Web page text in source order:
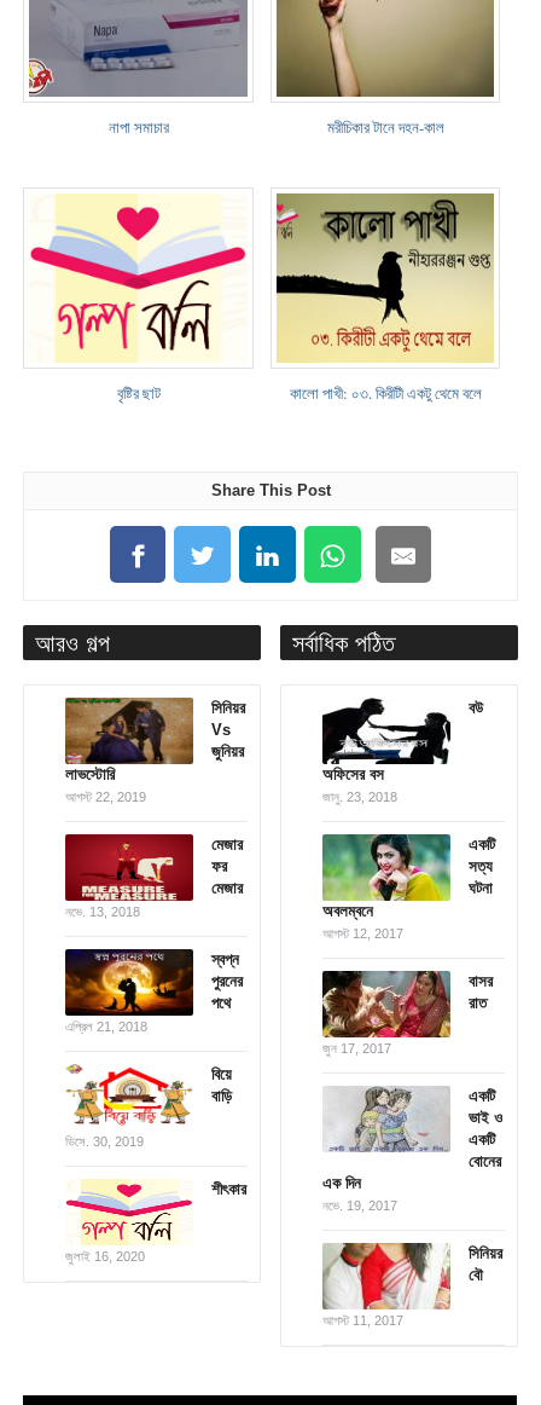
নাপা সমাচার মরীচিকার টানে দহন-কাল
বৃষ্টির ছাট কালো পাখী: ০৩. কিরীটী একটু থেমে বলে
Share This Post
আরও গল্প
সিনিয়র
Vs
জুনিয়র
লাভস্টোরি
আগস্ট 22, 2019
মেজার
ফর
মেজার
নভে. 13, 2018
স্বপ্ন
পুরনের
পথে
এপ্রিল 21, 2018
বিয়ে
বাড়ি
ডিসে. 30, 2019
শীৎকার
জুলাই 16, 2020
সর্বাধিক পঠিত
বউ
অফিসের বস
জানু. 23, 2018
একটি
সত্য
ঘটনা
অবলম্বনে
আগস্ট 12, 2017
বাসর
রাত
জুন 17, 2017
একটি
ভাই ও
একটি
বোনের
এক দিন
নভে. 19, 2017
সিনিয়র
বৌ
আগস্ট 11, 2017